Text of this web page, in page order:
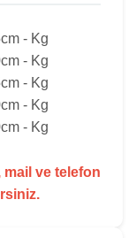
- Kg
- Kg
- Kg
- Kg
- Kg
mail ve telefon